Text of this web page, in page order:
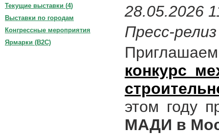
28.05.2026
Пресс-релиз
конкурс
этом году
МАДИ в
Текущие выставки (4)
Выставки по городам
Конгрессные мероприятия
Ярмарки (B2C)